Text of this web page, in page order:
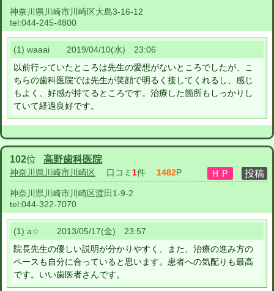
神奈川県川崎市川崎区大島3-16-12
tel:044-245-4800
(1) waaai 2019/04/10(水) 23:06
以前行っていたところは先生の愛想がないところでしたが、こ
ちらの歯科医院では先生が笑顔で明るく接してくれるし、感じ
もよく、好感が持てるところです。治療した箇所もしっかりし
ていて経過良好です。
102位 高野歯科医院
神奈川県川崎市川崎区 口コミ 1件 1482P
神奈川県川崎市川崎区渡田1-9-2
tel:044-322-7070
(1) a☆ 2013/05/17(金) 23:57
院長先生の優しい説明が分かりやすく、また、治療の進み方の
ペースも自分に合っていると思います。患者への気配りも最高
です。いい歯医者さんです。